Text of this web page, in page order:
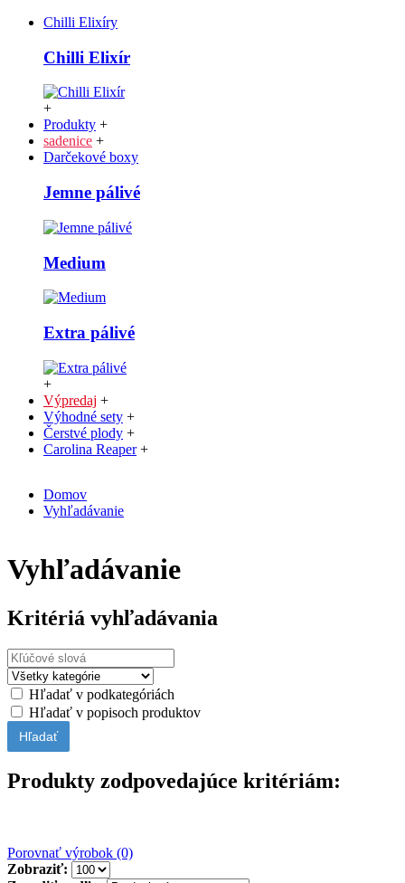
Chilli Elixíry
Chilli Elixír
+
Produkty +
sadenice +
Darčekové boxy
Jemne pálivé
Medium
Extra pálivé
+
Výpredaj +
Výhodné sety +
Čerstvé plody +
Carolina Reaper +
Domov
Vyhľadávanie
Vyhľadávanie
Kritériá vyhľadávania
Hľadať v podkategóriách
Hľadať v popisoch produktov
Produkty zodpovedajúce kritériám:
Porovnať výrobok (0)
Zobraziť: